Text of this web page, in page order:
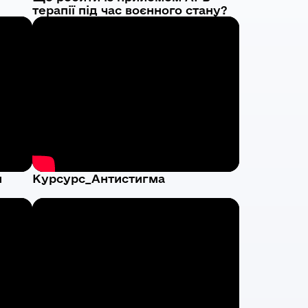
терапії під час воєнного стану?
Курсурс_Антистигма